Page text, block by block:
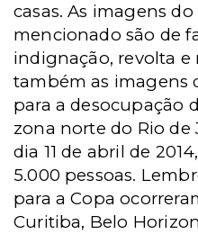
casas. As imagens
mencionado são de
indignação, revolta e
também as imagens
para a desocupação
zona norte do Rio de
dia 11 de abril de
5.000 pessoas.
para a Copa
Curitiba, Belo